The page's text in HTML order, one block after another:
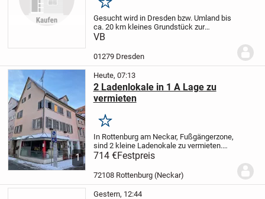
Merken
Gesucht wird in Dresden bzw. Umland bis
ca. 20 km kleines Grundstück zur
Pacht/Miete/Kauf für Stellung eines Tiny
VB
01279 Dresden
1
Heute, 07:13
2 Ladenlokale in 1 A Lage zu
vermieten
Merken
In Rottenburg am Neckar, Fußgängerzone,
sind 2 kleine Ladenokale zu vermieten.
Laden 1 MK hat 2 große Schaufenster, ca.
30 qm Nutzfläche, Waschbecken,
Nachtspeicherheizung. Ladenlokal 2 M
714 €Festpreis
72108 Rottenburg (Neckar)
Gestern, 12:44